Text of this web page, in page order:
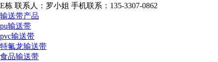
E栋 联系人：罗小姐 手机联系：135-3307-0862
输送带产品
pu输送带
pvc输送带
特氟龙输送带
食品输送带